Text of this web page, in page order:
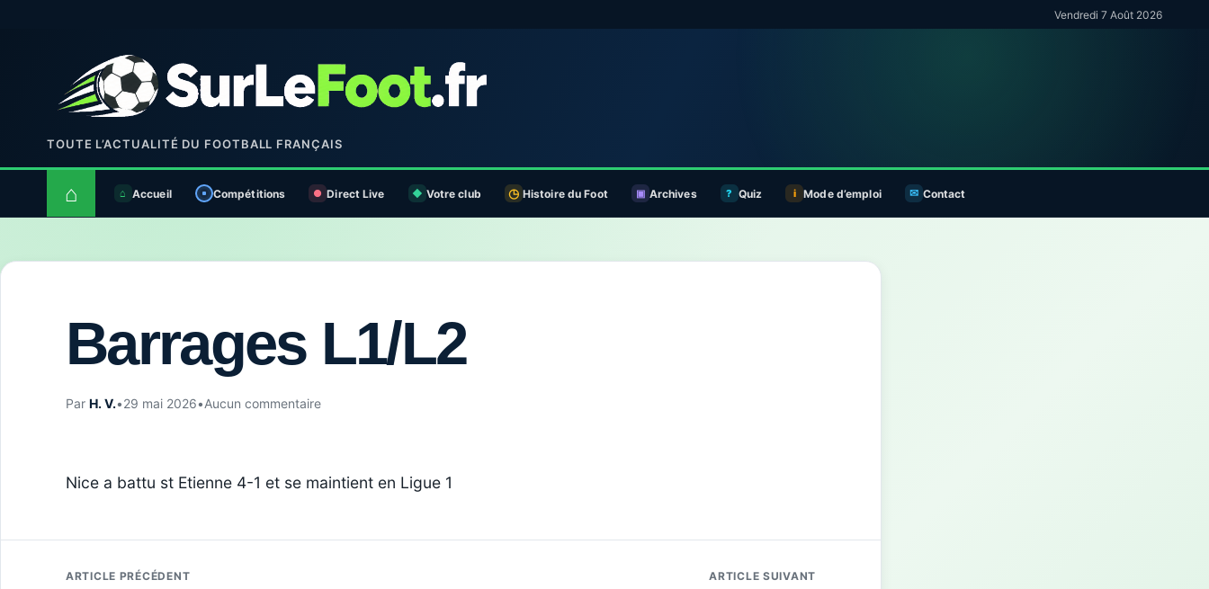
Vendredi 7 Août 2026
TOUTE L’ACTUALITÉ DU FOOTBALL FRANÇAIS
⌂ Accueil Compétitions Direct Live Votre club Histoire du Foot Archives Quiz Mode d’emploi Contact
Barrages L1/L2
Par H. V.•29 mai 2026•Aucun commentaire
Nice a battu st Etienne 4-1 et se maintient en Ligue 1
ARTICLE PRÉCÉDENT ARTICLE SUIVANT